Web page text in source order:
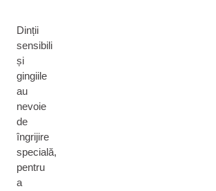
Dinții
sensibili
și
gingiile
au
nevoie
de
îngrijire
specială,
pentru
a